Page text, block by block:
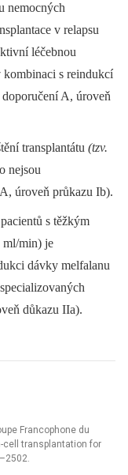
nemocných
v relapsu
léčebnou
kombinaci s reindukcí
A, úroveň
transplantátu(tzv.
nejsou
úroveň průkazu Ib).
s těžkým
ml/min) je
dávky melfalanu
důkazu IIa).
Francophone du
cell transplantation for